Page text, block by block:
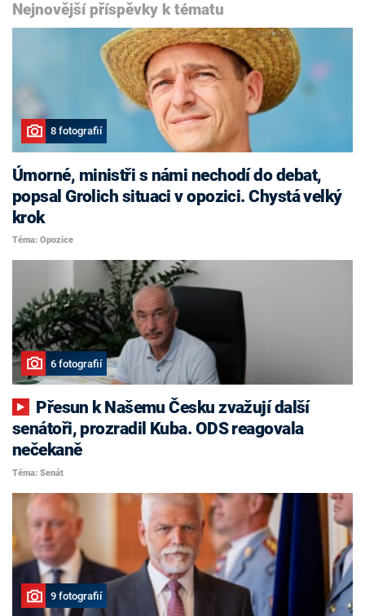
Nejnovější příspěvky k tématu
8 fotografií
Úmorné, ministři s námi nechodí do debat,
popsal Grolich situaci v opozici. Chystá velký
krok
Téma: Opozice
6 fotografií
senátoři, prozradil Kuba. ODS reagovala
nečekaně
Téma: Senát
9 fotografií